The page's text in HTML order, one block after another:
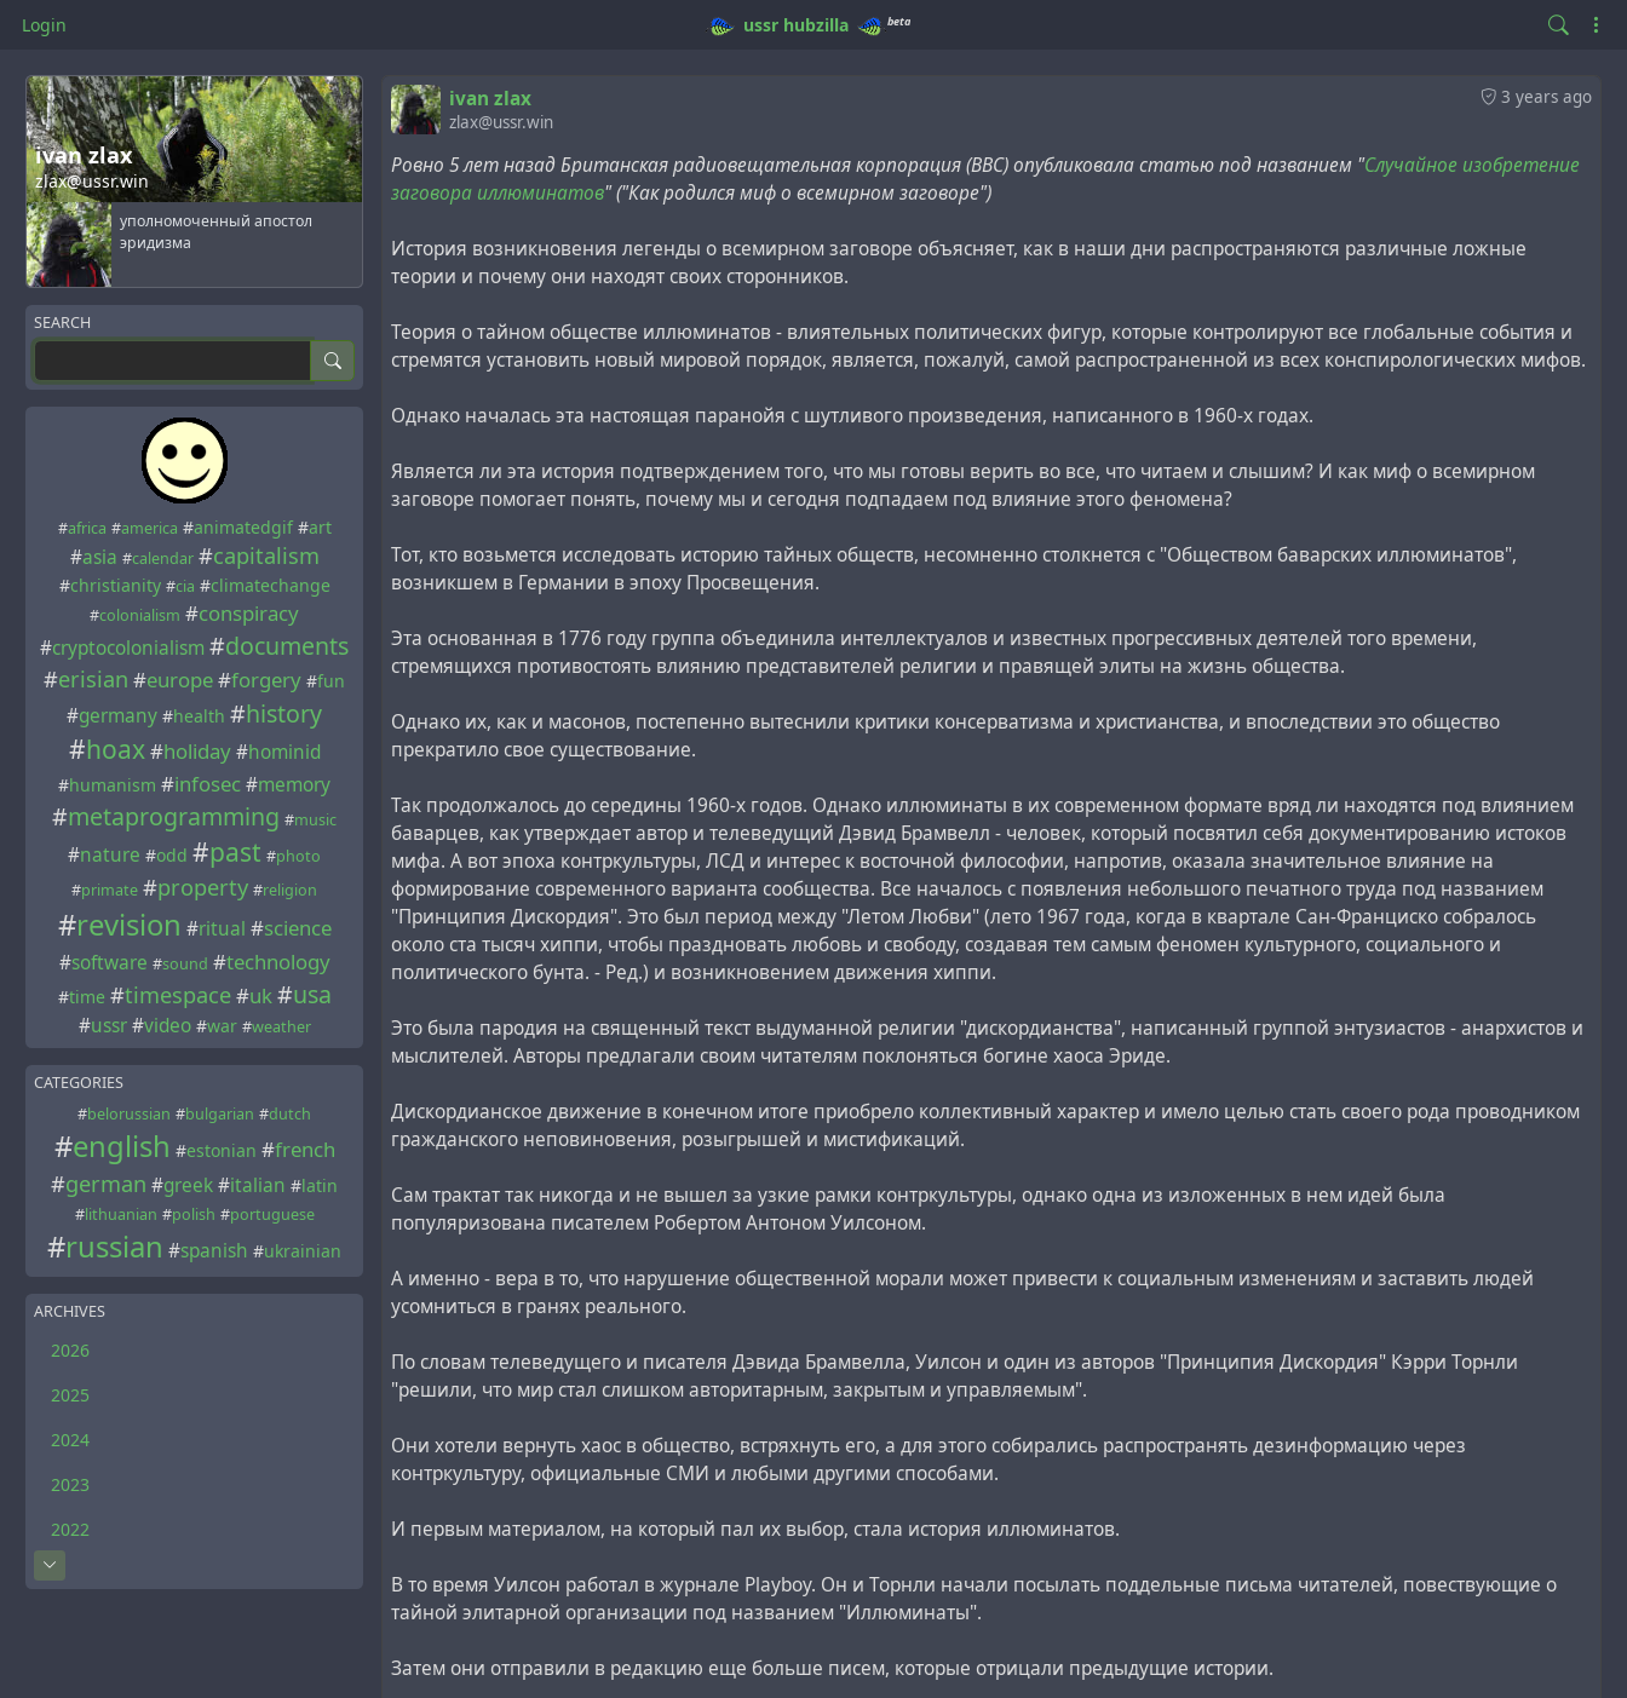
Login ussr hubzilla beta
ivan zlax
zlax@ussr.win
уполномоченный апостол
эридизма
SEARCH
#africa #america #animatedgif #art
#asia #calendar #capitalism
#christianity #cia #climatechange
#colonialism #conspiracy
#cryptocolonialism #documents
#erisian #europe#forgery #fun
#germany #health #history
#hoax#holiday #hominid
#humanism #infosec#memory
#metaprogramming #music
#nature #odd #past #photo
#primate #property #religion
#revision #ritual #science
#software #sound #technology
#time #timespace#uk#usa
#ussr #video #war #weather
CATEGORIES
#belorussian #bulgarian #dutch
#english #estonian #french
#german #greek#italian #latin
#lithuanian #polish #portuguese
#russian #spanish #ukrainian
ARCHIVES
2026
2025
2024
2023
2022
3 years ago
ivan zlax
zlax@ussr.win
Ровно 5 лет назад Британская радиовещательная корпорация (BBC) опубликовала статью под названием "Случайное изобретение
заговора иллюминатов" ("Как родился миф о всемирном заговоре")
История возникновения легенды о всемирном заговоре объясняет, как в наши дни распространяются различные ложные
теории и почему они находят своих сторонников.
Теория о тайном обществе иллюминатов - влиятельных политических фигур, которые контролируют все глобальные события и
стремятся установить новый мировой порядок, является, пожалуй, самой распространенной из всех конспирологических мифов.
Однако началась эта настоящая паранойя с шутливого произведения, написанного в 1960-х годах.
Является ли эта история подтверждением того, что мы готовы верить во все, что читаем и слышим? И как миф о всемирном
заговоре помогает понять, почему мы и сегодня подпадаем под влияние этого феномена?
Тот, кто возьмется исследовать историю тайных обществ, несомненно столкнется с "Обществом баварских иллюминатов",
возникшем в Германии в эпоху Просвещения.
Эта основанная в 1776 году группа объединила интеллектуалов и известных прогрессивных деятелей того времени,
стремящихся противостоять влиянию представителей религии и правящей элиты на жизнь общества.
Однако их, как и масонов, постепенно вытеснили критики консерватизма и христианства, и впоследствии это общество
прекратило свое существование.
Так продолжалось до середины 1960-х годов. Однако иллюминаты в их современном формате вряд ли находятся под влиянием
баварцев, как утверждает автор и телеведущий Дэвид Брамвелл - человек, который посвятил себя документированию истоков
мифа. А вот эпоха контркультуры, ЛСД и интерес к восточной философии, напротив, оказала значительное влияние на
формирование современного варианта сообщества. Все началось с появления небольшого печатного труда под названием
"Принципия Дискордия". Это был период между "Летом Любви" (лето 1967 года, когда в квартале Сан-Франциско собралось
около ста тысяч хиппи, чтобы праздновать любовь и свободу, создавая тем самым феномен культурного, социального и
политического бунта. - Ред.) и возникновением движения хиппи.
Это была пародия на священный текст выдуманной религии "дискордианства", написанный группой энтузиастов - анархистов и
мыслителей. Авторы предлагали своим читателям поклоняться богине хаоса Эриде.
Дискордианское движение в конечном итоге приобрело коллективный характер и имело целью стать своего рода проводником
гражданского неповиновения, розыгрышей и мистификаций.
Сам трактат так никогда и не вышел за узкие рамки контркультуры, однако одна из изложенных в нем идей была
популяризована писателем Робертом Антоном Уилсоном.
А именно - вера в то, что нарушение общественной морали может привести к социальным изменениям и заставить людей
усомниться в гранях реального.
По словам телеведущего и писателя Дэвида Брамвелла, Уилсон и один из авторов "Принципия Дискордия" Кэрри Торнли
"решили, что мир стал слишком авторитарным, закрытым и управляемым".
Они хотели вернуть хаос в общество, встряхнуть его, а для этого собирались распространять дезинформацию через
контркультуру, официальные СМИ и любыми другими способами.
И первым материалом, на который пал их выбор, стала история иллюминатов.
В то время Уилсон работал в журнале Playboy. Он и Торнли начали посылать поддельные письма читателей, повествующие о
тайной элитарной организации под названием "Иллюминаты".
Затем они отправили в редакцию еще больше писем, которые отрицали предыдущие истории.